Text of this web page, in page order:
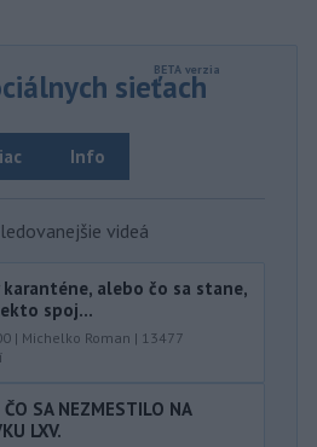
sieťach
Info
videá
karanténe, alebo čo sa stane,
spoj...
| Michelko Roman | 13477
ČO SA NEZMESTILO NA
LXV.